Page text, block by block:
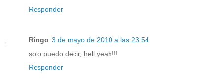
Responder
Ringo 3 de mayo de 2010 a las 23:54
solo puedo decir, hell yeah!!!
Responder